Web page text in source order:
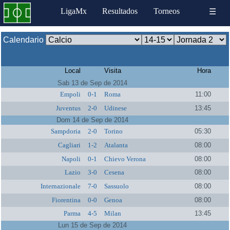
LigaMx Resultados Torneos ☰
Calendario
Local Visita
Hora
Sab 13 de Sep de 2014
Empoli
0-1 Roma
11:00
Juventus
2-0 Udinese
13:45
Dom 14 de Sep de 2014
Sampdoria
2-0 Torino
05:30
Cagliari
1-2 Atalanta
08:00
Napoli
0-1 Chievo Verona
08:00
Lazio
3-0 Cesena
08:00
Internazionale
7-0 Sassuolo
08:00
Fiorentina
0-0 Genoa
08:00
Parma
4-5 Milan
13:45
Lun 15 de Sep de 2014